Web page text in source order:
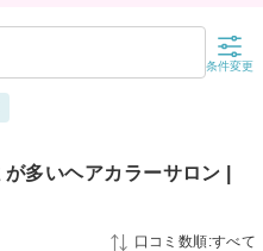
条件変更
多いヘアカラーサロン |
口コミ数順:すべて